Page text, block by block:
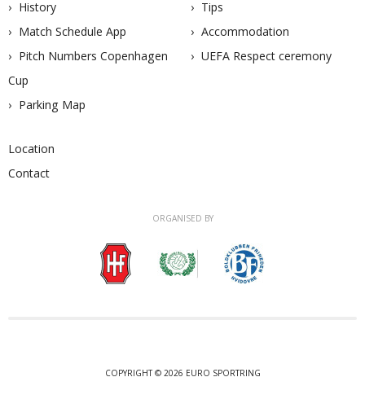
History
Match Schedule App
Pitch Numbers Copenhagen
Cup
Parking Map
Tips
Accommodation
UEFA Respect ceremony
Location
Contact
ORGANISED BY
COPYRIGHT © 2026 EURO SPORTRING